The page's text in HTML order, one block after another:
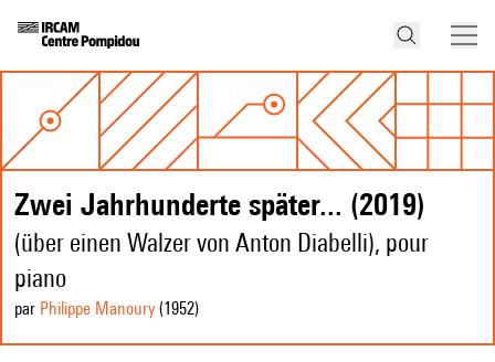
Zwei Jahrhunderte später... (2019)
(über einen Walzer von Anton Diabelli), pour
piano
par Philippe Manoury (1952)